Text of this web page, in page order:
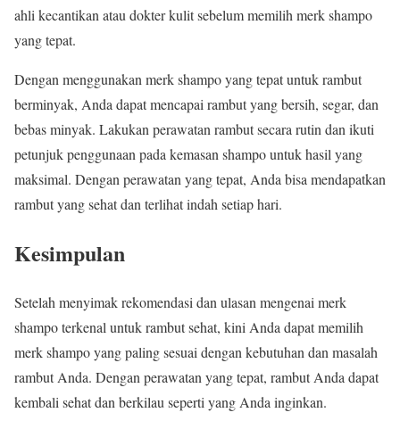
ahli kecantikan atau dokter kulit sebelum memilih merk shampo
yang tepat.
Dengan menggunakan merk shampo yang tepat untuk rambut
berminyak, Anda dapat mencapai rambut yang bersih, segar, dan
bebas minyak. Lakukan perawatan rambut secara rutin dan ikuti
petunjuk penggunaan pada kemasan shampo untuk hasil yang
maksimal. Dengan perawatan yang tepat, Anda bisa mendapatkan
rambut yang sehat dan terlihat indah setiap hari.
Kesimpulan
Setelah menyimak rekomendasi dan ulasan mengenai merk
shampo terkenal untuk rambut sehat, kini Anda dapat memilih
merk shampo yang paling sesuai dengan kebutuhan dan masalah
rambut Anda. Dengan perawatan yang tepat, rambut Anda dapat
kembali sehat dan berkilau seperti yang Anda inginkan.